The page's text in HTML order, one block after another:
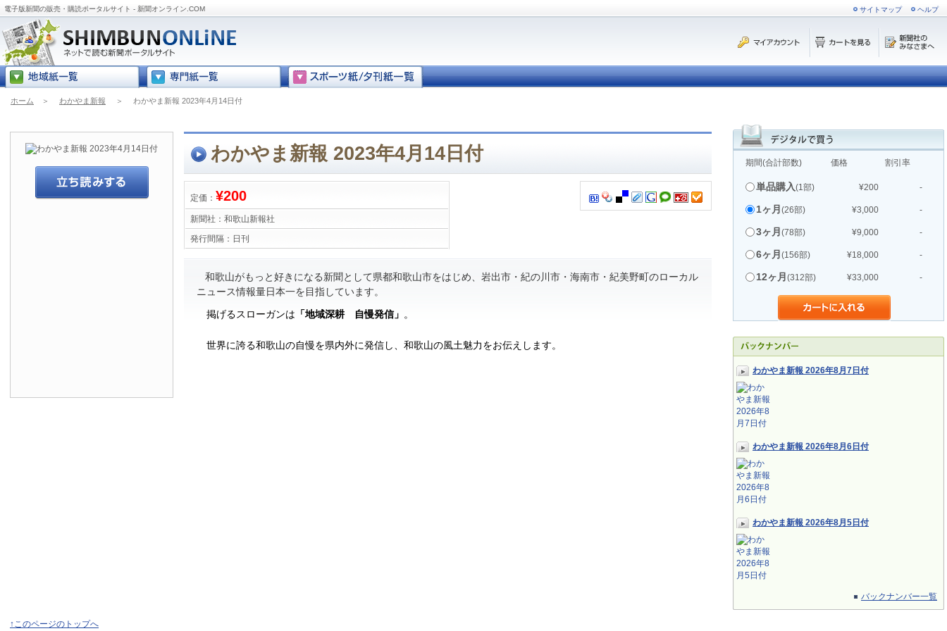
電子版新聞の販売・購読ポータルサイト - 新聞オンライン.COM サイトマップ ヘルプ
ホーム ＞ わかやま新報 ＞ わかやま新報 2023年4月14日付
期間(合計部数) 価格 割引率
単品購入(1部) ¥200 -
1ヶ月 (26部) ¥3,000 -
3ヶ月 (78部) ¥9,000 -
6ヶ月 (156部) ¥18,000 -
12ヶ月 (312部) ¥33,000 -
わかやま新報 2026年8月7日付
わかやま新報 2026年8月6日付
わかやま新報 2026年8月5日付
バックナンバー一覧
わかやま新報 2023年4月14日付
定価： ¥200
新聞社： 和歌山新報社
発行間隔： 日刊
和歌山がもっと好きになる新聞として県都和歌山市をはじめ、岩出市・紀の川市・海南市・紀美野町のローカル
ニュース情報量日本一を目指しています。
掲げるスローガンは 「地域深耕 自慢発信」 。
世界に誇る和歌山の自慢を県内外に発信し、和歌山の風土魅力をお伝えします。
↑このページのトップへ